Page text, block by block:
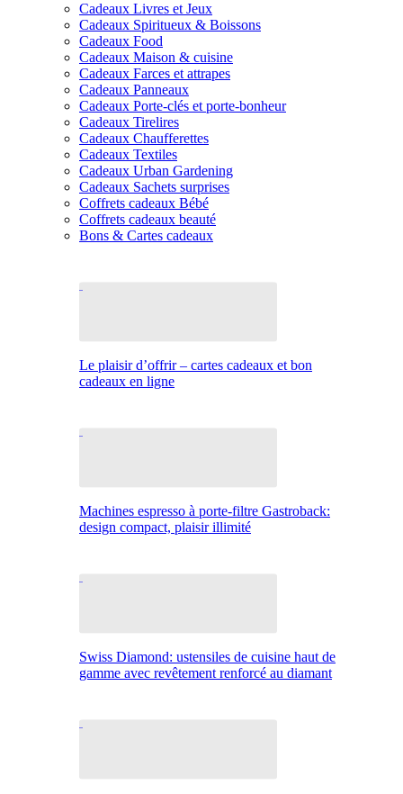
Cadeaux Livres et Jeux
Cadeaux Spiritueux & Boissons
Cadeaux Food
Cadeaux Maison & cuisine
Cadeaux Farces et attrapes
Cadeaux Panneaux
Cadeaux Porte-clés et porte-bonheur
Cadeaux Tirelires
Cadeaux Chaufferettes
Cadeaux Textiles
Cadeaux Urban Gardening
Cadeaux Sachets surprises
Coffrets cadeaux Bébé
Coffrets cadeaux beauté
Bons & Cartes cadeaux
Le plaisir d’offrir – cartes cadeaux et bon
cadeaux en ligne
Machines espresso à porte-filtre Gastroback:
design compact, plaisir illimité
Swiss Diamond: ustensiles de cuisine haut de
gamme avec revêtement renforcé au diamant